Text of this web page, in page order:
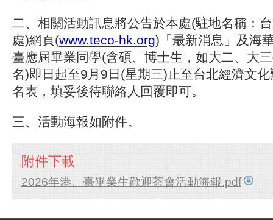
二、相關活動訊息將公告於本處(駐地名稱：
處)網頁(www.teco-hk.org)「最新消息」及海
臺應屆畢業同學(含碩、博士生，如大二、大
名)即日起至9月9日(星期三)止至台北經濟文
名表，填妥後待聯絡人回覆即可。
三、活動海報如附件。
附件下載
2026年港、臺畢業生歡迎茶會活動海報.pdf